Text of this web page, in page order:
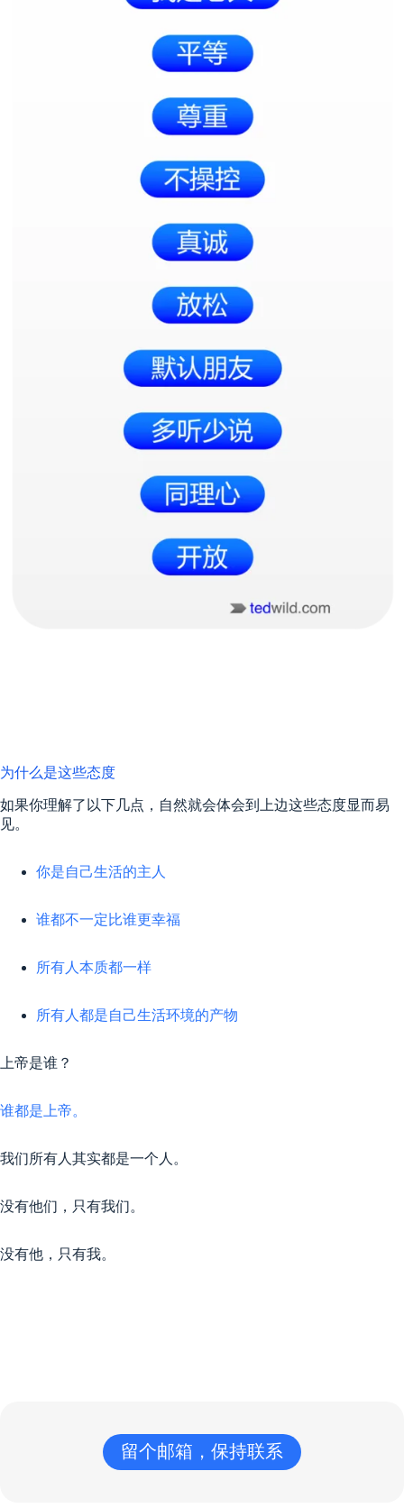
为什么是这些态度
如果你理解了以下几点，自然就会体会到上边这些态度显而易
见。
你是自己生活的主人
谁都不一定比谁更幸福
所有人本质都一样
所有人都是自己生活环境的产物
上帝是谁？
谁都是上帝。
我们所有人其实都是一个人。
没有他们，只有我们。
没有他，只有我。
留个邮箱，保持联系